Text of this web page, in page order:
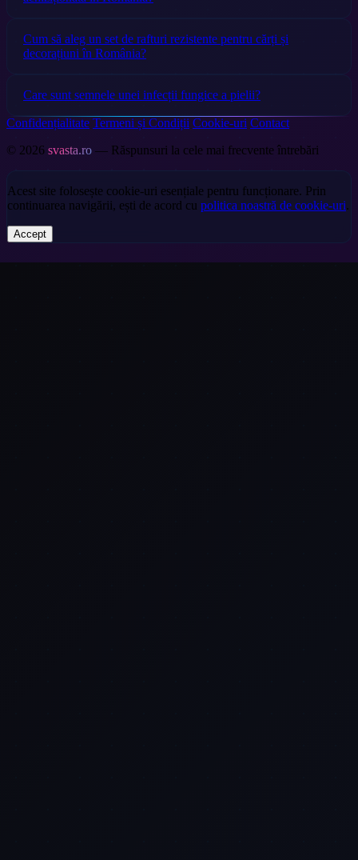
Cum să aleg un set de rafturi rezistente pentru cărți și
decorațiuni în România?
Care sunt semnele unei infecții fungice a pielii?
Confidențialitate Termeni și Condiții Cookie-uri Contact
© 2026 svasta.ro — Răspunsuri la cele mai frecvente întrebări
Acest site folosește cookie-uri esențiale pentru funcționare. Prin
continuarea navigării, ești de acord cu politica noastră de cookie-uri.
Accept